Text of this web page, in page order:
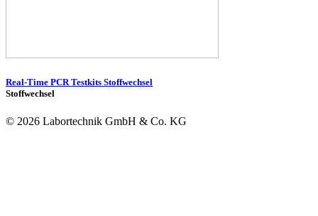
Real-Time PCR Testkits Stoffwechsel
Stoffwechsel
© 2026 Labortechnik GmbH & Co. KG